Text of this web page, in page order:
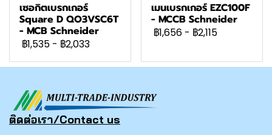
เซอกิตเบรกเกอร์
Square D QO3VSC6T
- MCB Schneider
฿1,535 - ฿2,033
เมนเบรกเกอร์ EZC100F
- MCCB Schneider
฿1,656 - ฿2,115
ติดต่อเรา/Contact us